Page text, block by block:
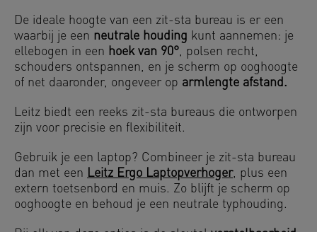
De ideale hoogte van een zit-sta bureau is er een
waarbij je een neutrale houding kunt aannemen: je
ellebogen in een hoek van 90°, polsen recht,
schouders ontspannen, en je scherm op ooghoogte
of net daaronder, ongeveer op armlengte afstand.
Leitz biedt een reeks zit-sta bureaus die ontworpen
zijn voor precisie en flexibiliteit.
Gebruik je een laptop? Combineer je zit-sta bureau
dan met een Leitz Ergo Laptopverhoger, plus een
extern toetsenbord en muis. Zo blijft je scherm op
ooghoogte en behoud je een neutrale typhouding.